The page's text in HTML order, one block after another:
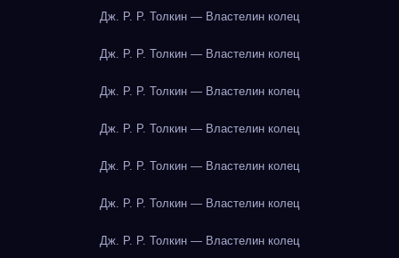
Дж. Р. Р. Толкин — Властелин колец
Дж. Р. Р. Толкин — Властелин колец
Дж. Р. Р. Толкин — Властелин колец
Дж. Р. Р. Толкин — Властелин колец
Дж. Р. Р. Толкин — Властелин колец
Дж. Р. Р. Толкин — Властелин колец
Дж. Р. Р. Толкин — Властелин колец